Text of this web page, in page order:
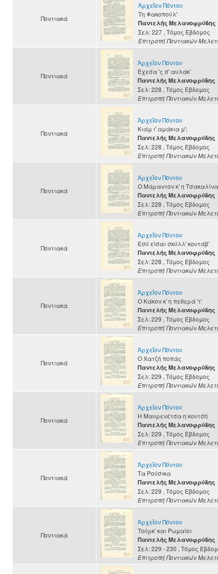
Ποντιακά
Ἀρχεῖον Πόντου
Τη Φακοπούλ'
Παντελής Μελανοφρύδης
Σελ: 227 , Τόμος Έβδομος
Επιτροπή Ποντιακών
Ποντιακά
Ἀρχεῖον Πόντου
Έχεσα 'ς σ' αυλάκ'
Παντελής Μελανοφρύδης
Σελ: 228 , Τόμος Έβδομος
Επιτροπή Ποντιακών
Ποντιακά
Ἀρχεῖον Πόντου
Κιάμ ι' αμάκια μ';
Παντελής Μελανοφρύδης
Σελ: 228 , Τόμος Έβδομος
Επιτροπή Ποντιακών
Ποντιακά
Ἀρχεῖον Πόντου
Ο Μάραντον κ' η Τσακαλίνα
Παντελής Μελανοφρύδης
Σελ: 228 , Τόμος Έβδομος
Επιτροπή Ποντιακών
Ποντιακά
Ἀρχεῖον Πόντου
Εσύ είσαι σκύλλ' κουτάβ'
Παντελής Μελανοφρύδης
Σελ: 228 , Τόμος Έβδομος
Επιτροπή Ποντιακών
Ποντιακά
Ἀρχεῖον Πόντου
Ο Κάκον κ' η πεθερά 'τ'
Παντελής Μελανοφρύδης
Σελ: 229 , Τόμος Έβδομος
Επιτροπή Ποντιακών
Ποντιακά
Ἀρχεῖον Πόντου
Ο Χατζή ποπάς
Παντελής Μελανοφρύδης
Σελ: 229 , Τόμος Έβδομος
Επιτροπή Ποντιακών
Ποντιακά
Ἀρχεῖον Πόντου
Η Μαυρενέτσα η κουτσή
Παντελής Μελανοφρύδης
Σελ: 229 , Τόμος Έβδομος
Επιτροπή Ποντιακών
Ποντιακά
Ἀρχεῖον Πόντου
Τα Ρούσικα
Παντελής Μελανοφρύδης
Σελ: 229 , Τόμος Έβδομος
Επιτροπή Ποντιακών
Ποντιακά
Ἀρχεῖον Πόντου
Τούρκ' και Ρωμαίοι
Παντελής Μελανοφρύδης
Σελ: 229 - 230 , Τόμος
Επιτροπή Ποντιακών